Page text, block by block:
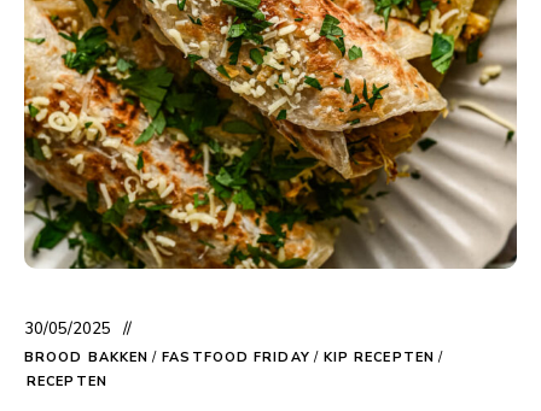
30/05/2025
BROOD BAKKEN / FASTFOOD FRIDAY / KIP RECEPTEN /
RECEPTEN